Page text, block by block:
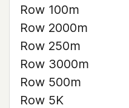
Row 100m
Row 2000m
Row 250m
Row 3000m
Row 500m
Row 5K